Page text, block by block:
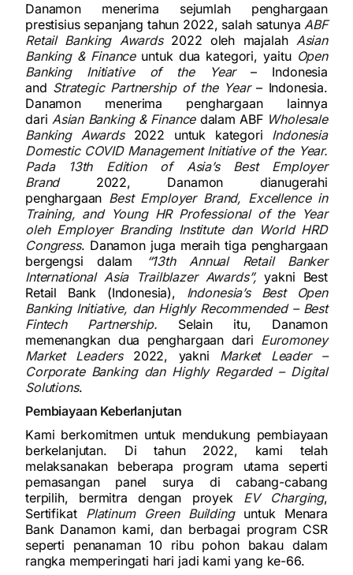
Danamon menerima sejumlah penghargaan
prestisius sepanjang tahun 2022, salah satunyaABF
Retail Banking Awards2022 oleh majalah Asian
Banking & Financeuntuk dua kategori, yaitu Open
Banking Initiative of the Year– Indonesia
and Strategic Partnership of the Year– Indonesia.
Danamon menerima penghargaan lainnya
dari Asian Banking & Financedalam ABF Wholesale
Banking Awards2022 untuk kategori Indonesia
Domestic COVID Management Initiative of the Year.
Pada 13th Edition of Asia’s Best Employer
Brand2022, Danamon dianugerahi
penghargaan Best Employer Brand, Excellence in
Training, and Young HR Professional of the Year
oleh Employer Branding Institute dan World HRD
Congress. Danamon juga meraih tiga penghargaan
bergengsi dalam
“13th Annual Retail Banker
International Asia Trailblazer Awards”,yakni Best
Retail Bank (Indonesia), Indonesia’s Best Open
Banking Initiative, dan Highly Recommended – Best
Fintech Partnership. Selain itu, Danamon
memenangkan dua penghargaan dari Euromoney
Market Leaders2022, yakni Market Leader –
Corporate Banking dan Highly Regarded – Digital
Solutions.
Pembiayaan Keberlanjutan
Kami berkomitmen untuk mendukung pembiayaan
berkelanjutan. Di tahun 2022, kami telah
melaksanakan beberapa program utama seperti
pemasangan panel surya di cabang-cabang
terpilih, bermitra dengan proyekEV Charging,
Sertifikat Platinum Green Buildinguntuk Menara
Bank Danamon kami, dan berbagai program CSR
seperti penanaman 10 ribu pohon bakau dalam
rangka memperingati hari jadi kami yang ke-66.